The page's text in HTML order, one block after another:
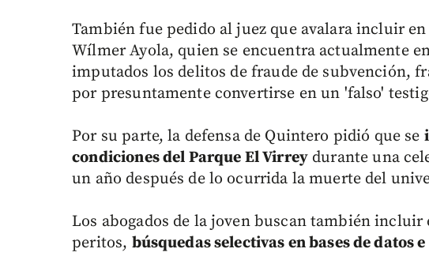
También fue pedido al juez que avalara incluir
Wílmer Ayola, quien se encuentra actualmente
imputados los delitos de fraude de subvención,
por presuntamente convertirse en un 'falso'
Por su parte, la defensa de Quintero pidió que se
condiciones del Parque El Virrey durante una
un año después de lo ocurrida la muerte del
Los abogados de la joven buscan también
peritos, búsquedas selectivas en bases de datos